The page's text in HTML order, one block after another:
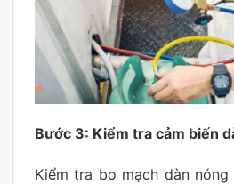
Bước 3: Kiểm tra cảm biến
Kiểm tra bo mạch dàn